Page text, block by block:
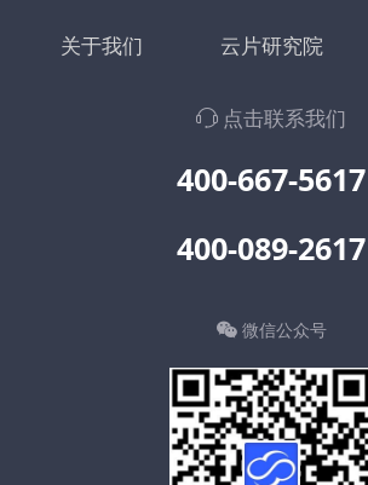
关于我们 云片研究院
点击联系我们
400-667-5617
400-089-2617
微信公众号